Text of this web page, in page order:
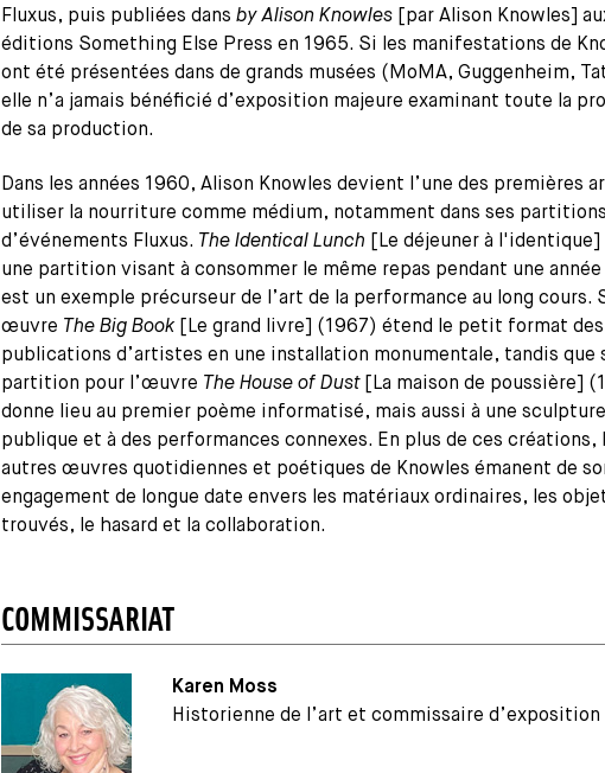
Fluxus, puis publiées dans by Alison Knowles [par Alison Knowles]
éditions Something Else Press en 1965. Si les manifestations de
ont été présentées dans de grands musées (MoMA, Guggenheim,
elle n’a jamais bénéficié d’exposition majeure examinant toute la
de sa production.
Dans les années 1960, Alison Knowles devient l’une des premières
utiliser la nourriture comme médium, notamment dans ses partitions
d’événements Fluxus. The Identical Lunch [Le déjeuner à
une partition visant à consommer le même repas pendant une
est un exemple précurseur de l’art de la performance au long cours.
œuvre The Big Book [Le grand livre] (1967) étend le petit format des
publications d’artistes en une installation monumentale, tandis que
partition pour l’œuvre The House of Dust[La maison de poussière]
donne lieu au premier poème informatisé, mais aussi à une sculpture
publique et à des performances connexes. En plus de ces créations,
autres œuvres quotidiennes et poétiques de Knowles émanent de
engagement de longue date envers les matériaux ordinaires, les
trouvés, le hasard et la collaboration.
COMMISSARIAT
Karen Moss
Historienne de l’art et commissaire d’exposition